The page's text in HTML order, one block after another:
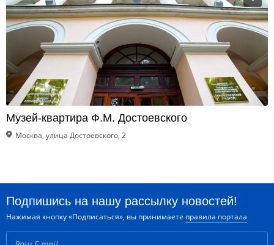
Музей-квартира Ф.М. Достоевского
Москва, улица Достоевского, 2
Подпишись на нашу рассылку новостей!
Нажимая кнопку «Подписаться», вы принимаете правила портала